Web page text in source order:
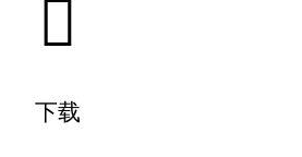
下载